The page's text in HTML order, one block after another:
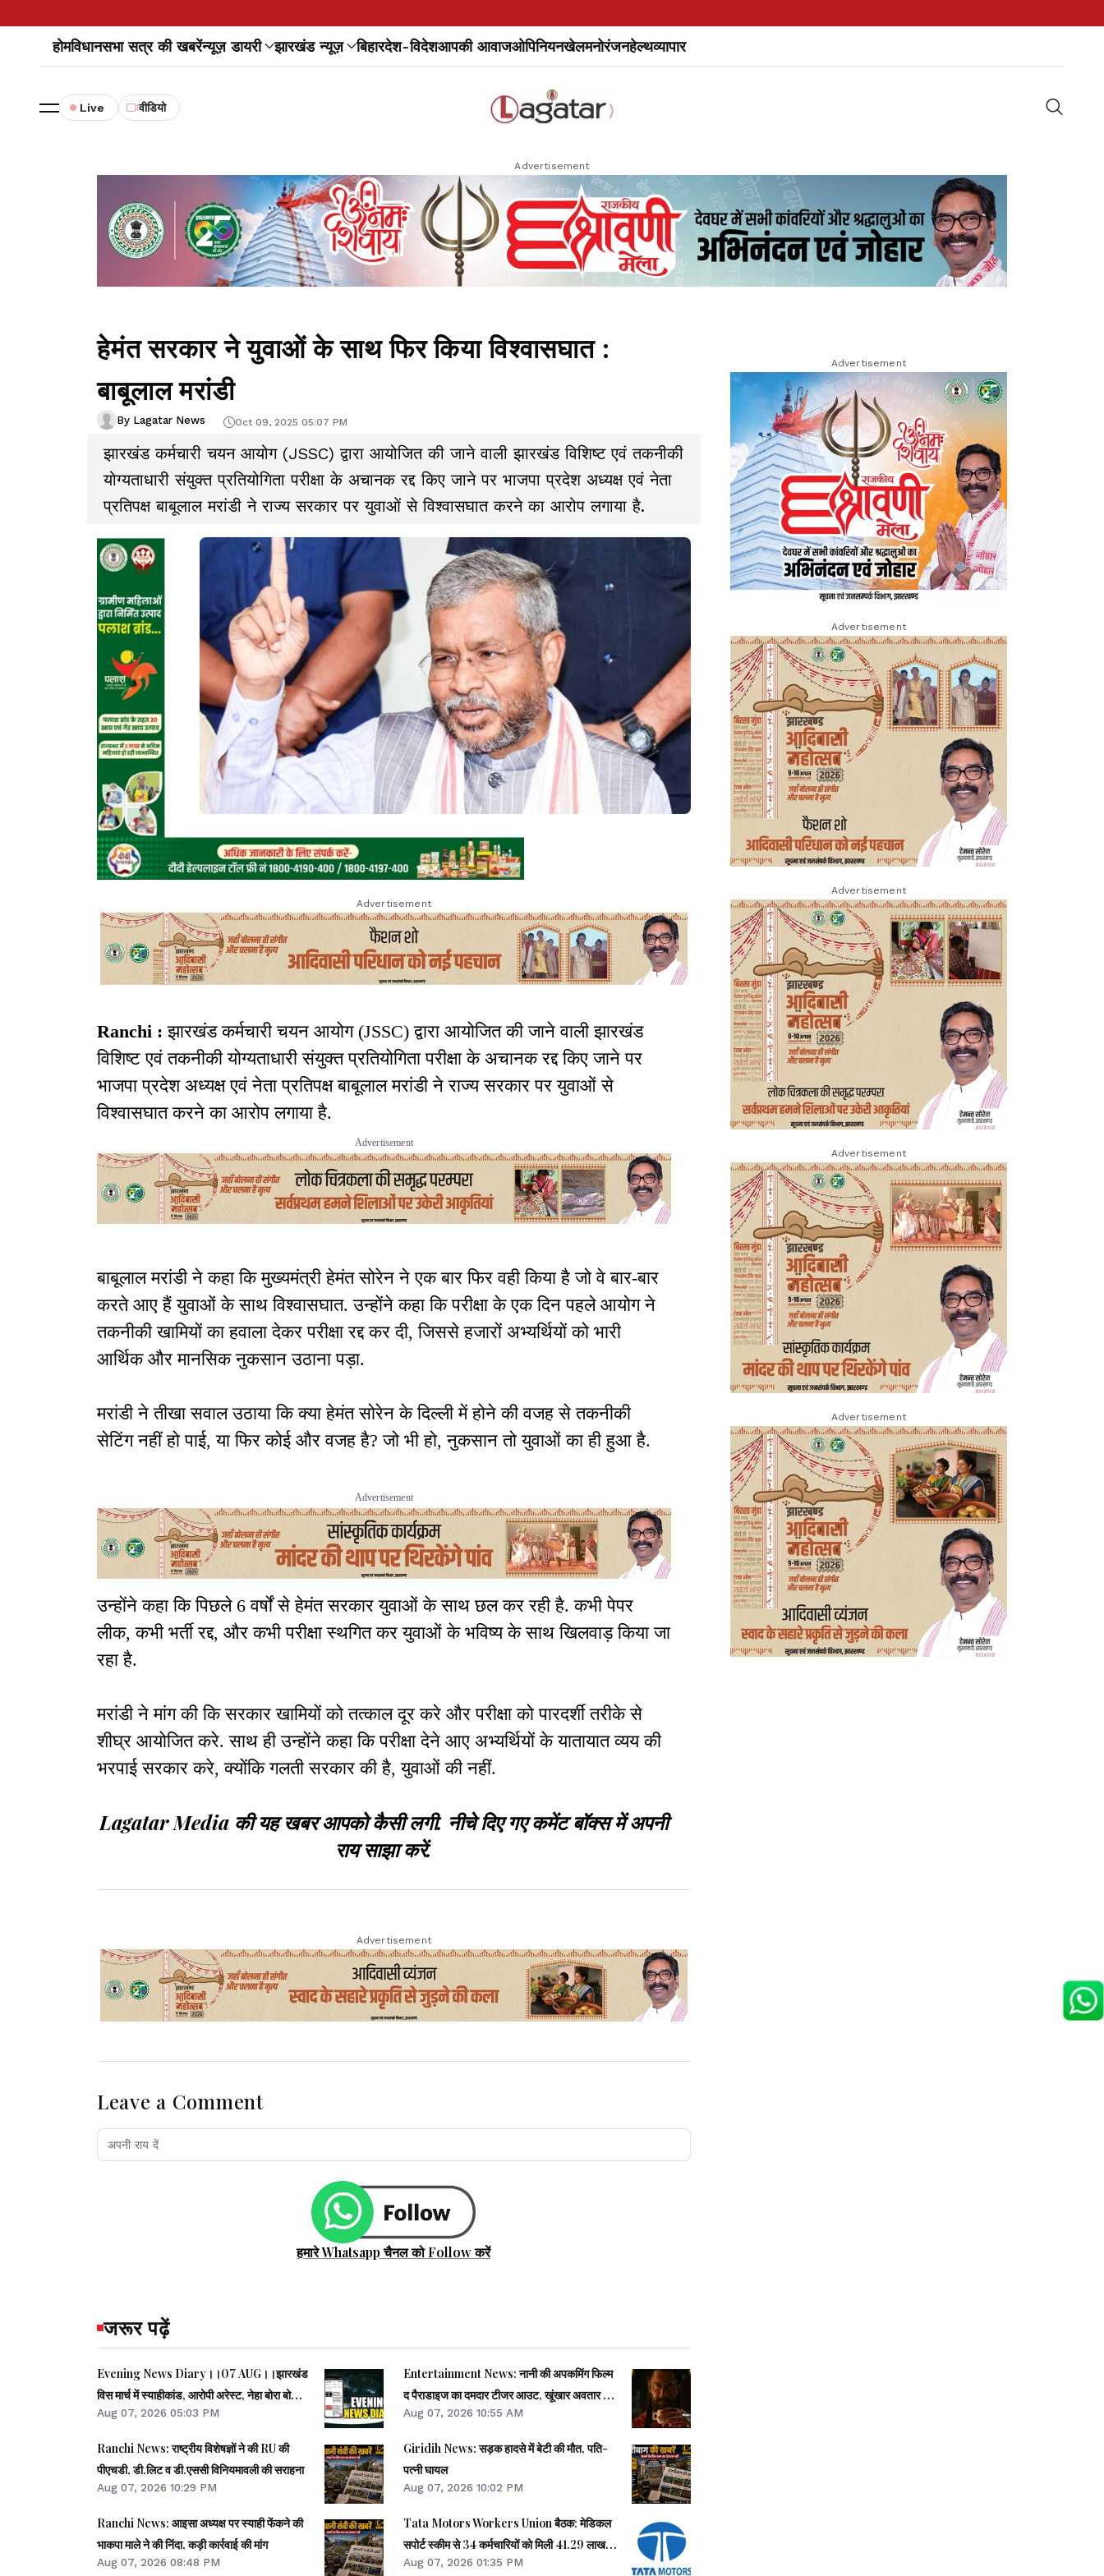
होमविधानसभा सत्र की खबरेंन्यूज़ डायरी झारखंड न्यूज़ बिहारदेश-विदेशआपकी आवाजओपिनियनखेलमनोरंजनहेल्थव्यापार
Live वीडियो
Advertisement
हेमंत सरकार ने युवाओं के साथ फिर किया विश्वासघात :
बाबूलाल मरांडी
By Lagatar News Oct 09, 2025 05:07 PM
झारखंड कर्मचारी चयन आयोग (JSSC) द्वारा आयोजित की जाने वाली झारखंड विशिष्ट एवं तकनीकी
योग्यताधारी संयुक्त प्रतियोगिता परीक्षा के अचानक रद्द किए जाने पर भाजपा प्रदेश अध्यक्ष एवं नेता
प्रतिपक्ष बाबूलाल मरांडी ने राज्य सरकार पर युवाओं से विश्वासघात करने का आरोप लगाया है.
Advertisement
Ranchi : झारखंड कर्मचारी चयन आयोग (JSSC) द्वारा आयोजित की जाने वाली झारखंड
विशिष्ट एवं तकनीकी योग्यताधारी संयुक्त प्रतियोगिता परीक्षा के अचानक रद्द किए जाने पर
भाजपा प्रदेश अध्यक्ष एवं नेता प्रतिपक्ष बाबूलाल मरांडी ने राज्य सरकार पर युवाओं से
विश्वासघात करने का आरोप लगाया है.
Advertisement
बाबूलाल मरांडी ने कहा कि मुख्यमंत्री हेमंत सोरेन ने एक बार फिर वही किया है जो वे बार-बार
करते आए हैं युवाओं के साथ विश्वासघात. उन्होंने कहा कि परीक्षा के एक दिन पहले आयोग ने
तकनीकी खामियों का हवाला देकर परीक्षा रद्द कर दी, जिससे हजारों अभ्यर्थियों को भारी
आर्थिक और मानसिक नुकसान उठाना पड़ा.
मरांडी ने तीखा सवाल उठाया कि क्या हेमंत सोरेन के दिल्ली में होने की वजह से तकनीकी
सेटिंग नहीं हो पाई, या फिर कोई और वजह है? जो भी हो, नुकसान तो युवाओं का ही हुआ है.
Advertisement
उन्होंने कहा कि पिछले 6 वर्षों से हेमंत सरकार युवाओं के साथ छल कर रही है. कभी पेपर
लीक, कभी भर्ती रद्द, और कभी परीक्षा स्थगित कर युवाओं के भविष्य के साथ खिलवाड़ किया जा
रहा है.
मरांडी ने मांग की कि सरकार खामियों को तत्काल दूर करे और परीक्षा को पारदर्शी तरीके से
शीघ्र आयोजित करे. साथ ही उन्होंने कहा कि परीक्षा देने आए अभ्यर्थियों के यातायात व्यय की
भरपाई सरकार करे, क्योंकि गलती सरकार की है, युवाओं की नहीं.
Lagatar Media की यह खबर आपको कैसी लगी. नीचे दिए गए कमेंट बॉक्स में अपनी
राय साझा करें.
Advertisement
Leave a Comment
हमारे Whatsapp चैनल को Follow करें
जरूर पढ़ें
Evening News Diary।।07 AUG।।झारखंड
विस मार्च में स्याहीकांड, आरोपी अरेस्ट, नेहा बोरा बोलीं-
BJP-RSS के गुंडों का काम।।आंदोलनरत छात्रों की
मिले SDO, वार्ता की उम्मीद।।40 साल बाद बोफोर्स
केस बंद।।समेत कई खबरें व वीडियो।।
Aug 07, 2026 05:03 PM
Ranchi News: राष्ट्रीय विशेषज्ञों ने की RU की
पीएचडी, डी.लिट व डी.एससी विनियमावली की सराहना
Aug 07, 2026 10:29 PM
Ranchi News: आइसा अध्यक्ष पर स्याही फेंकने की
भाकपा माले ने की निंदा, कड़ी कार्रवाई की मांग
Aug 07, 2026 08:48 PM
Entertainment News: नानी की अपकमिंग फिल्म
द पैराडाइज का दमदार टीजर आउट, खूंखार अवतार में
नजर आए एक्टर
Aug 07, 2026 10:55 AM
Giridih News: सड़क हादसे में बेटी की मौत, पति-
पत्नी घायल
Aug 07, 2026 10:02 PM
Tata Motors Workers Union बैठक: मेडिकल
सपोर्ट स्कीम से 34 कर्मचारियों को मिली 41.29 लाख
की मदद
Aug 07, 2026 01:35 PM
Advertisement
Advertisement
Advertisement
Advertisement
Advertisement